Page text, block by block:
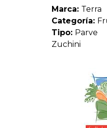
Marca: Terra
Categoría:
Tipo: Parve
Zuchini